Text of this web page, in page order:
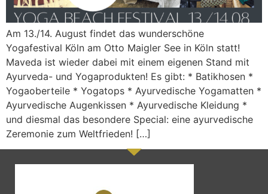
Am 13./14. August findet das wunderschöne
Yogafestival Köln am Otto Maigler See in Köln statt!
Maveda ist wieder dabei mit einem eigenen Stand mit
Ayurveda- und Yogaprodukten! Es gibt: * Batikhosen *
Yogaoberteile * Yogatops * Ayurvedische Yogamatten *
Ayurvedische Augenkissen * Ayurvedische Kleidung *
und diesmal das besondere Special: eine ayurvedische
Zeremonie zum Weltfrieden! […]